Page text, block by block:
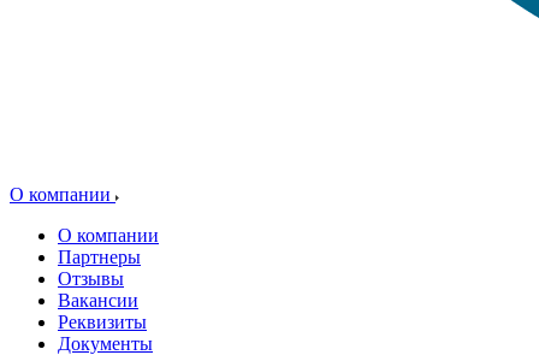
О компании
О компании
Партнеры
Отзывы
Вакансии
Реквизиты
Документы